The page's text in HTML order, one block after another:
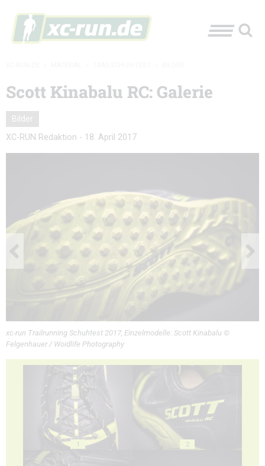
Scott Kinabalu RC: Galerie
Bilder
XC-RUN Redaktion - 18. April 2017
xc-run Trailrunning Schuhtest 2017, Einzelmodelle: Scott Kinabalu ©
Felgenhauer / Woidlife Photography
1 2